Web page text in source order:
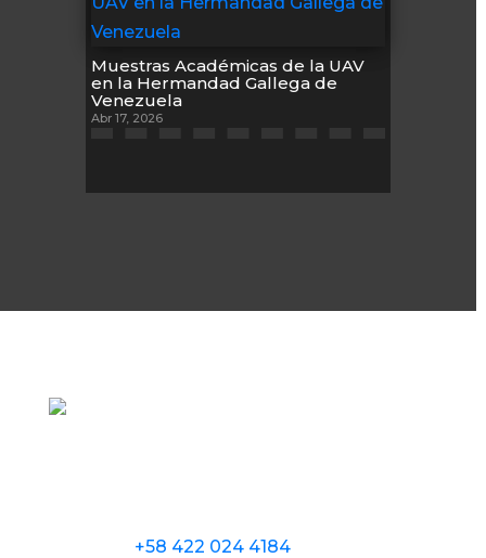
Muestras Académicas de la UAV
en la Hermandad Gallega de
Venezuela
Abr 17, 2026
+58 422 024 4184